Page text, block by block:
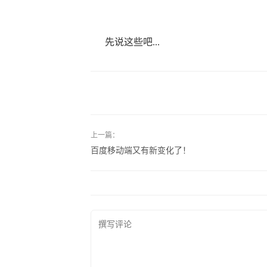
先说这些吧...
上一篇：
百度移动端又有新变化了！